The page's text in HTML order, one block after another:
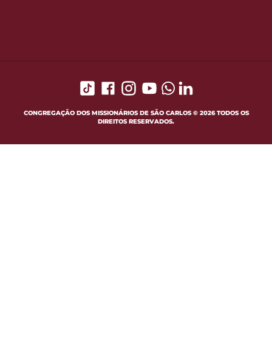
CONGREGAÇÃO DOS MISSIONÁRIOS DE SÃO CARLOS © 2026 TODOS OS
DIREITOS RESERVADOS.